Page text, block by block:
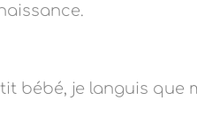
bébé, je languis que